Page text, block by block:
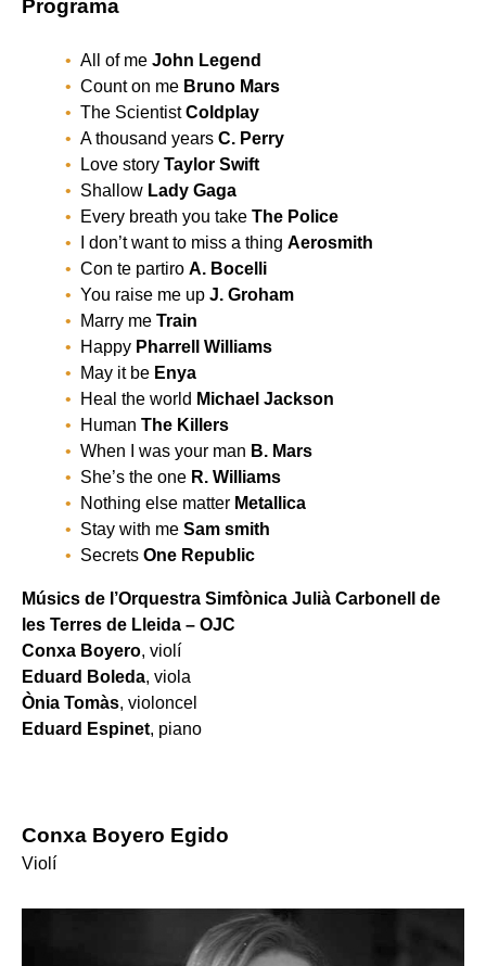
Programa
All of me John Legend
Count on me Bruno Mars
The ScientistColdplay
A thousand years C. Perry
Love story Taylor Swift
Shallow Lady Gaga
Every breath you take The Police
I don’t want to miss a thing Aerosmith
Con te partiro A. Bocelli
You raise me up J. Groham
Marry me Train
Happy Pharrell Williams
May it be Enya
Heal the world Michael Jackson
Human The Killers
When I was your man B. Mars
She’s the one R. Williams
Nothing else matter Metallica
Stay with me Sam smith
Secrets One Republic
Músics de l’Orquestra Simfònica Julià Carbonell de
les Terres de Lleida – OJC
Conxa Boyero, violí
Eduard Boleda, viola
Ònia Tomàs, violoncel
Eduard Espinet, piano
Conxa Boyero Egido
Violí